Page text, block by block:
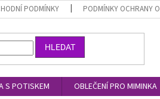
PODMÍNKY PODMÍNKY OCHRANY
HLEDAT
S POTISKEM OBLEČENÍ PRO MIMINKA